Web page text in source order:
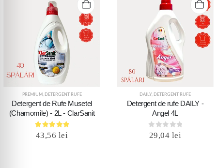
PREMIUM, DETERGENT RUFE
Detergent de Rufe Musetel
(Chamomile) - 2L - ClarSanit
5.00out of 5
43,56 lei
DAILY, DETERGENT RUFE
Detergent de rufe DAILY -
Angel 4L
0out of 5
29,04 lei